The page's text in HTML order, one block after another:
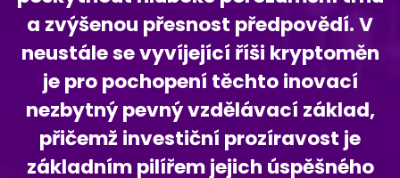
a zvýšenou přesnost předpovědí. V
neustále se vyvíjející říši kryptoměn
je pro pochopení těchto inovací
nezbytný pevný vzdělávací základ,
přičemž investiční prozíravost je
základním pilířem jejich úspěšného